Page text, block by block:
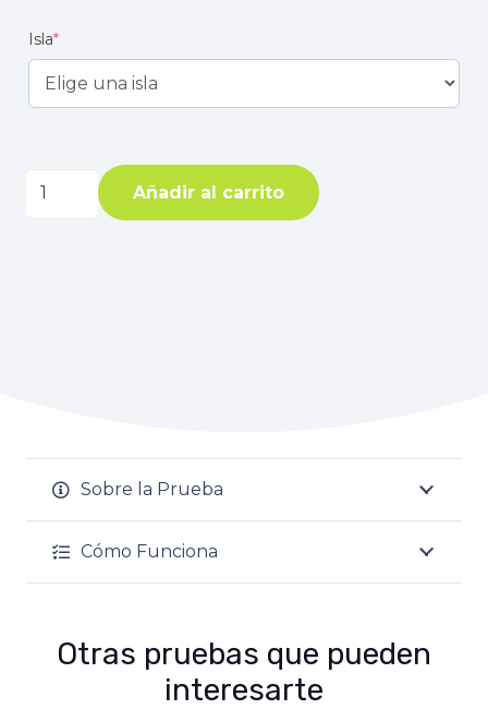
Isla*
ETS
Tranquility
Añadir al carrito
Sobre la Prueba
Cómo Funciona
Otras pruebas que pueden
interesarte